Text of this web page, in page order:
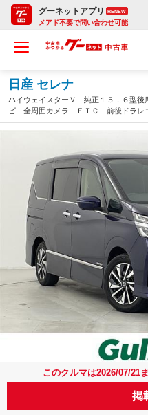
グーネットアプリ RENEW
メアド不要で問い合わせ可能
日産 セレナ
ハイウェイスターＶ 純正１５．６型
ビ 全周囲カメラ ＥＴＣ 前後ドラ
ースライドドア ＢＳＷ プロパイロ
ハイビーム スマートキー 禁煙車（群
このクルマは2026/07/21
掲